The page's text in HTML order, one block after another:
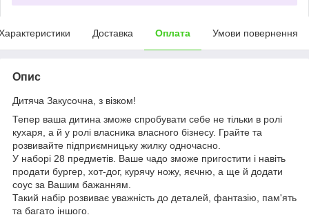
Доставка Оплата Умови повернення
Опис
Дитяча Закусочна, з візком!
Тепер ваша дитина зможе спробувати себе не тільки в ролі
кухаря, а й у ролі власника власного бізнесу. Грайте та
розвивайте підприємницьку жилку одночасно.
У наборі 28 предметів. Ваше чадо зможе пригостити і навіть
продати бургер, хот-дог, курячу ножу, яєчню, а ще й додати
соус за Вашим бажанням.
Такий набір розвиває уважність до деталей, фантазію, пам'ять
та багато іншого.